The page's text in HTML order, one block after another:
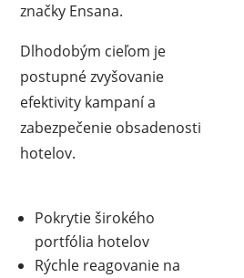
značky Ensana.
Dlhodobým cieľom je
postupné zvyšovanie
efektivity kampaní a
zabezpečenie obsadenosti
hotelov.
Pokrytie širokého
portfólia hotelov
Rýchle reagovanie na